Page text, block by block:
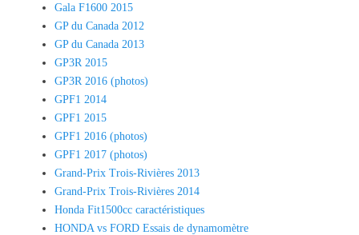
Gala F1600 2015
GP du Canada 2012
GP du Canada 2013
GP3R 2015
GP3R 2016 (photos)
GPF1 2014
GPF1 2015
GPF1 2016 (photos)
GPF1 2017 (photos)
Grand-Prix Trois-Rivières 2013
Grand-Prix Trois-Rivières 2014
Honda Fit1500cc caractéristiques
HONDA vs FORD Essais de dynamomètre